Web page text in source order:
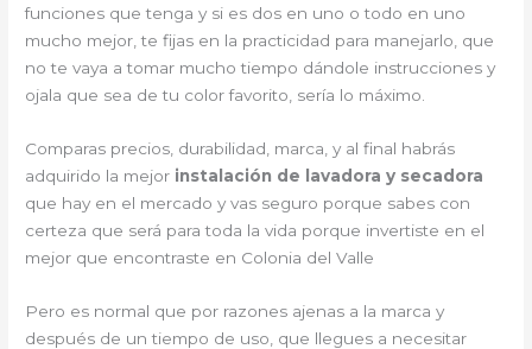
funciones que tenga y si es dos en uno o todo en uno
mucho mejor, te fijas en la practicidad para manejarlo, que
no te vaya a tomar mucho tiempo dándole instrucciones y
ojala que sea de tu color favorito, sería lo máximo.
Comparas precios, durabilidad, marca, y al final habrás
adquirido la mejor instalación de lavadora y secadora
que hay en el mercado y vas seguro porque sabes con
certeza que será para toda la vida porque invertiste en el
mejor que encontraste en Colonia del Valle
Pero es normal que por razones ajenas a la marca y
después de un tiempo de uso, que llegues a necesitar